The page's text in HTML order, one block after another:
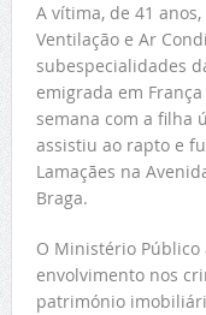
A vítima, de 41
Ventilação e Ar
subespecialidades
emigrada em
semana com a filha
assistiu ao rapto e
Lamaçães na
Braga.
O Ministério Público
envolvimento nos
património